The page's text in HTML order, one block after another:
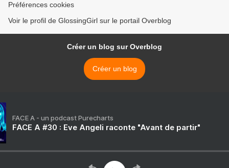
Préférences cookies
Voir le profil de GlossingGirl sur le portail Overblog
Créer un blog sur Overblog
Créer un blog
FACE A - un podcast Purecharts
FACE A #30 : Eve Angeli raconte "Avant de partir"